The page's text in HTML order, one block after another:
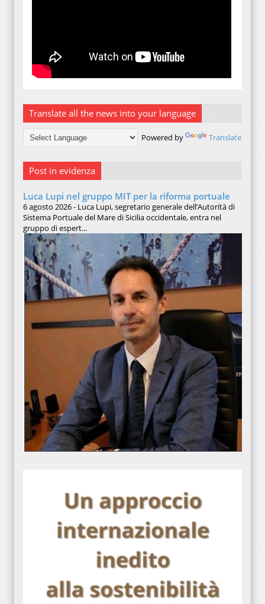
Translate all the news into your language
Powered by Translate
Post in evidenza
Luca Lupi nel gruppo MIT per la riforma portuale
6 agosto 2026 - Luca Lupi, segretario generale dell’Autorità di
Sistema Portuale del Mare di Sicilia occidentale, entra nel
gruppo di espert...